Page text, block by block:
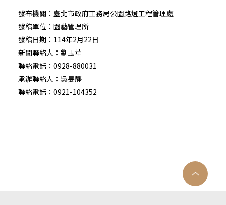
發布機關：臺北市政府工務局公園路燈工程管理處
發稿單位：園藝管理所
發稿日期：114年2月22日
新聞聯絡人：劉玉華
聯絡電話：0928-880031
承辦聯絡人：吳旻靜
聯絡電話：0921-104352